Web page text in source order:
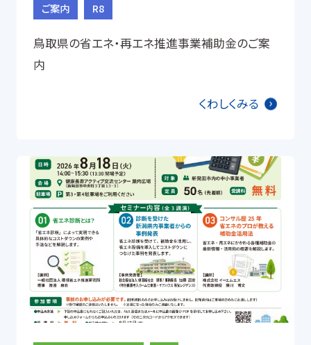
ご案内 R8
鳥取県の省エネ・再エネ推進事業補助金のご案
内
くわしくみる